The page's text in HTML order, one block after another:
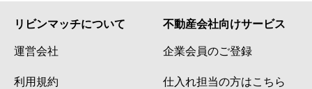
リビンマッチについて
運営会社
利用規約
不動産会社向けサービス
企業会員のご登録
仕入れ担当の方はこちら